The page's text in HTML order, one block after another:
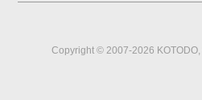
Copyright © 2007-2026